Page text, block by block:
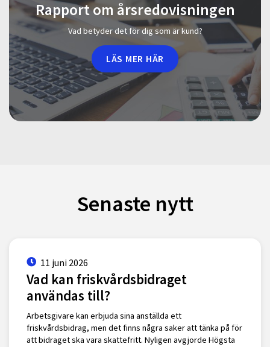
Rapport om årsredovisningen
Vad betyder det för dig som är kund?
LÄS MER HÄR
Senaste nytt
11 juni 2026
Vad kan friskvårdsbidraget
användas till?
Arbetsgivare kan erbjuda sina anställda ett
friskvårdsbidrag, men det finns några saker att tänka på för
att bidraget ska vara skattefritt. Nyligen avgjorde Högsta